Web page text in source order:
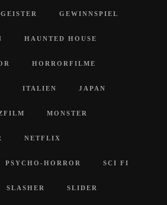
GEISTER GEWINNSPIEL
HAUNTED HOUSE
HORRORFILME
ITALIEN JAPAN
MONSTER
NETFLIX
PSYCHO-HORROR SCI FI
SLASHER SLIDER